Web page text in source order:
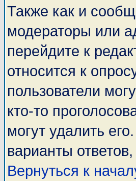
Также как и
модераторы или
перейдите к
относится к
пользователи
кто-то
могут удалить
варианты
Вернуться к